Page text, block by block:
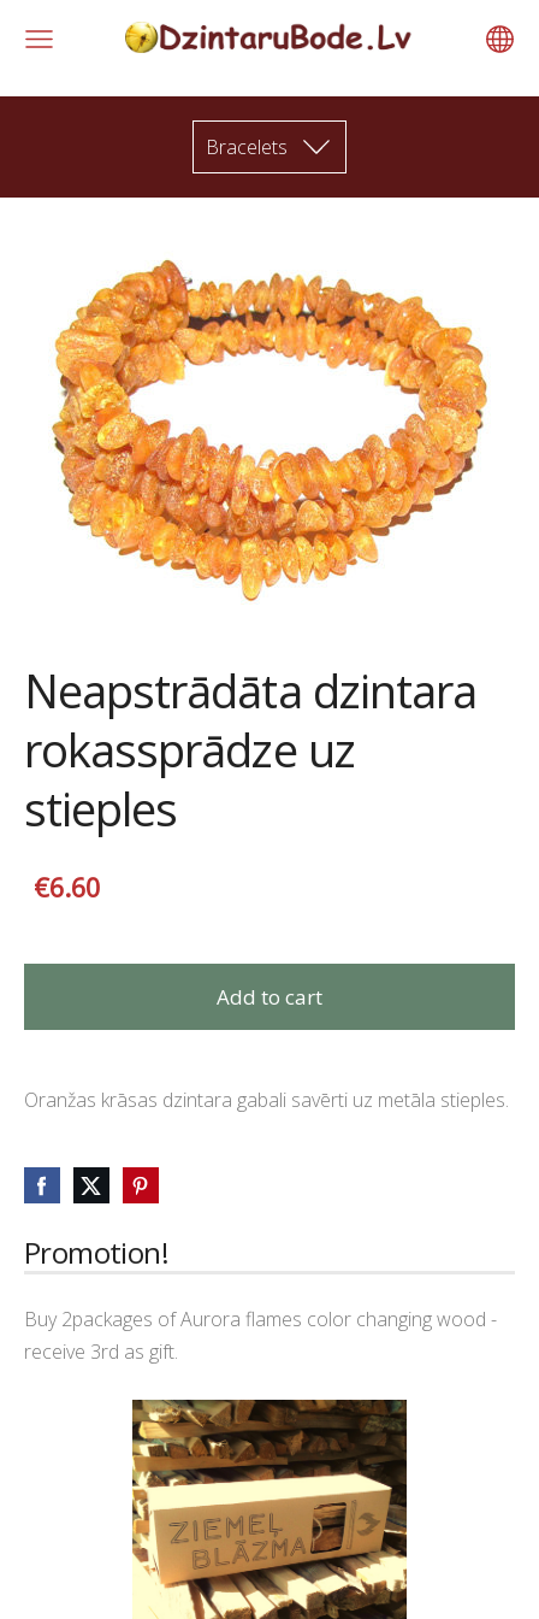
Bracelets
Promotion!
Buy 2packages of Aurora flames color changing wood -
receive 3rd as gift.
Neapstrādāta dzintara
rokassprādze uz
stieples
€6.60
Add to cart
Oranžas krāsas dzintara gabali savērti uz metāla stieples.